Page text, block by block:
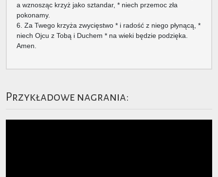
a wznosząc krzyż jako sztandar, * niech przemoc zła
pokonamy.
6. Za Twego krzyża zwycięstwo * i radość z niego płynącą, *
niech Ojcu z Tobą i Duchem * na wieki będzie podzięka.
Amen.
Przykładowe nagrania: